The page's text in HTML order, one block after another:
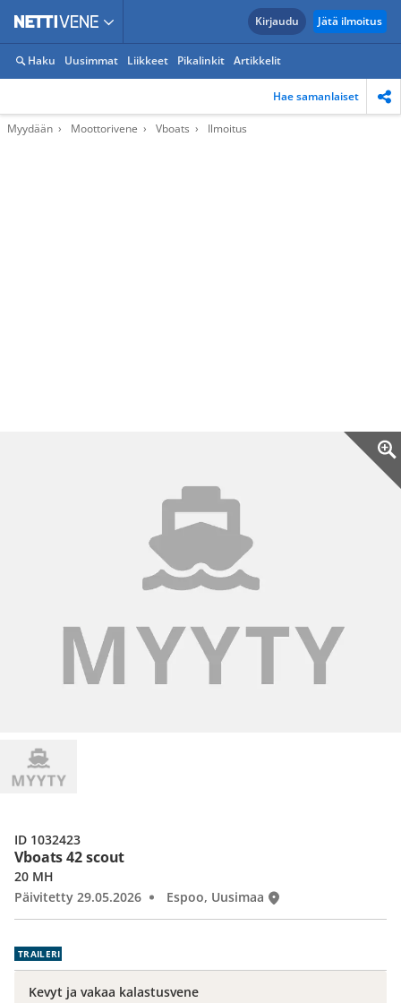
Kirjaudu Jätä ilmoitus
Haku Uusimmat Liikkeet Pikalinkit Artikkelit
Hae samanlaiset
Myydään Moottorivene Vboats Ilmoitus
Vboats 42 scout
20 MH
Päivitetty 29.05.2026
Espoo, Uusimaa
ID 1032423
TRAILERI
Kevyt ja vakaa kalastusvene